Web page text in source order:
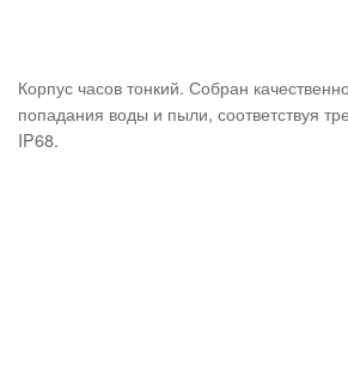
Корпус часов тонкий. Собран
попадания воды и пыли, соответствуя
IP68.